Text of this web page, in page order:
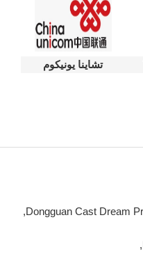
تشاينا يونيكوم